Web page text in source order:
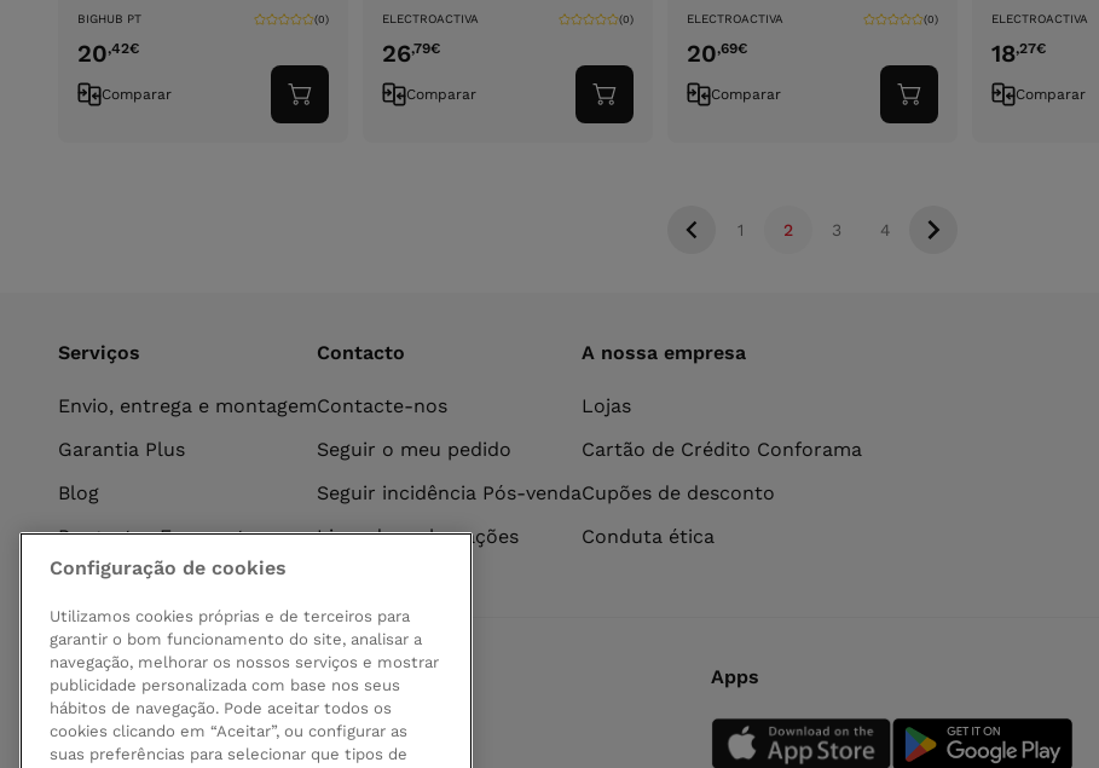
BIGHUB PT (0)
20,42€
Comparar
Adicionar
ao
ELECTROACTIVA (0)
26,79€
Comparar
Adicionar
ao
ELECTROACTIVA (0)
20,69€
Comparar
Adicionar
ao
ELECTROACTIVA
18,27€
Comparar
1 2 3 4
Serviços
Envio, entrega e montagem
Garantia Plus
Blog
Perguntas Frequentes
Contacto
Contacte-nos
Seguir o meu pedido
Seguir incidência Pós-venda
Livro de reclamações
A nossa empresa
Lojas
Cartão de Crédito Conforama
Cupões de desconto
Conduta ética
Pagamento seguro Apps
Configuração de cookies
Utilizamos cookies próprias e de terceiros para
garantir o bom funcionamento do site, analisar a
navegação, melhorar os nossos serviços e mostrar
publicidade personalizada com base nos seus
hábitos de navegação. Pode aceitar todos os
cookies clicando em “Aceitar”, ou configurar as
suas preferências para selecionar que tipos de